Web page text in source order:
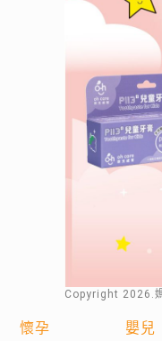
Copyright 2026 .
懷孕
嬰兒